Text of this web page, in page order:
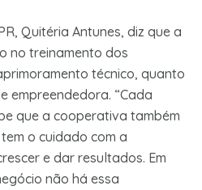
Quitéria Antunes, diz que a
no treinamento dos
técnico, quanto
empreendedora. “Cada
que a cooperativa também
o cuidado com a
e dar resultados. Em
não há essa